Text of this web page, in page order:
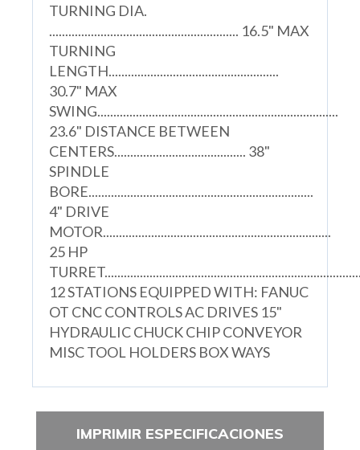
TURNING DIA.
........................................................... 16.5" MAX
TURNING
LENGTH.....................................................
30.7" MAX
SWING...........................................................................
23.6" DISTANCE BETWEEN
CENTERS......................................... 38"
SPINDLE
BORE......................................................................
4" DRIVE
MOTOR.......................................................................
25 HP
12 STATIONS EQUIPPED WITH: FANUC
OT CNC CONTROLS AC DRIVES 15"
HYDRAULIC CHUCK CHIP CONVEYOR
MISC TOOL HOLDERS BOX WAYS
IMPRIMIR ESPECIFICACIONES